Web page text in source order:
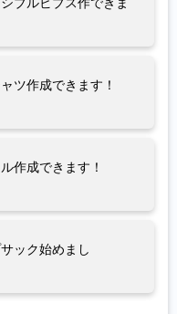
ツ作成できます！
作成できます！
ック始めまし